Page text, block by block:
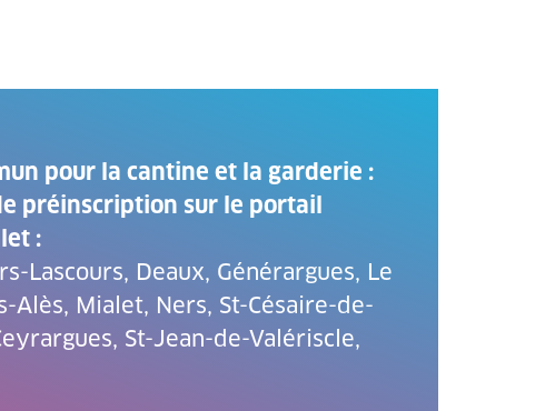
pour la cantine et la garderie :
préinscription sur le portail
:
Lascours, Deaux, Générargues, Le
Alès, Mialet, Ners, St-Césaire-de-
St-Jean-de-Valériscle,